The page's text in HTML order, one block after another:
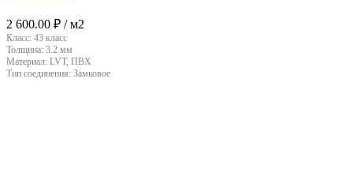
2 600.00 ₽ / м2
Класс: 43 класс
Толщина: 3.2 мм
Материал: LVT, ПВХ
Тип соединения: Замковое